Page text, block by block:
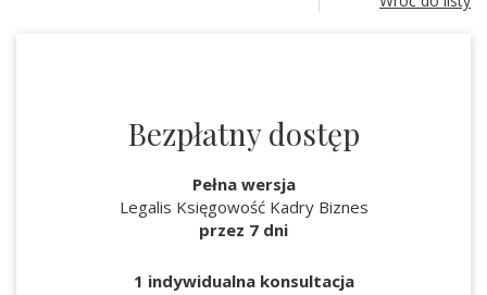
Bezpłatny dostęp
Pełna wersja
Legalis Księgowość Kadry Biznes
przez 7 dni
1 indywidualna konsultacja